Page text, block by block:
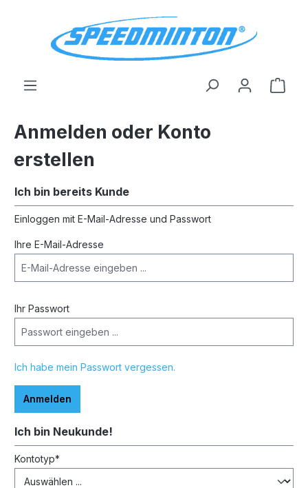
Anmelden oder Konto
erstellen
Ich bin bereits Kunde
Einloggen mit E-Mail-Adresse und Passwort
Ihre E-Mail-Adresse
Ihr Passwort
Ich habe mein Passwort vergessen.
Anmelden
Ich bin Neukunde!
Persönliche Informationen
Kontotyp*